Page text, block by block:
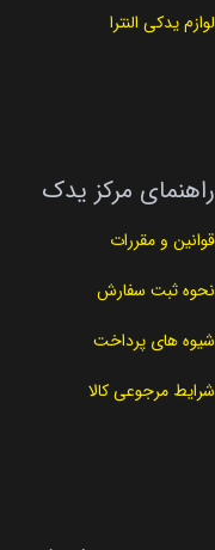
لوازم یدکی النترا
راهنمای مرکز یدک
قوانین و مقررات
نحوه ثبت سفارش
شیوه های پرداخت
شرایط مرجوعی کالا